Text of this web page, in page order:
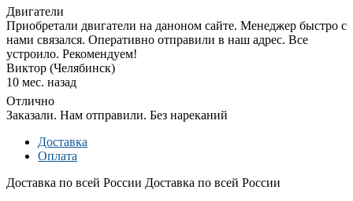
Двигатели
Приобретали двигатели на даноном сайте. Менеджер быстро с
нами связался. Оперативно отправили в наш адрес. Все
устроило. Рекомендуем!
Виктор (Челябинск)
10 мес. назад
Отлично
Заказали. Нам отправили. Без нареканий
Доставка
Оплата
Доставка по всей России Доставка по всей России